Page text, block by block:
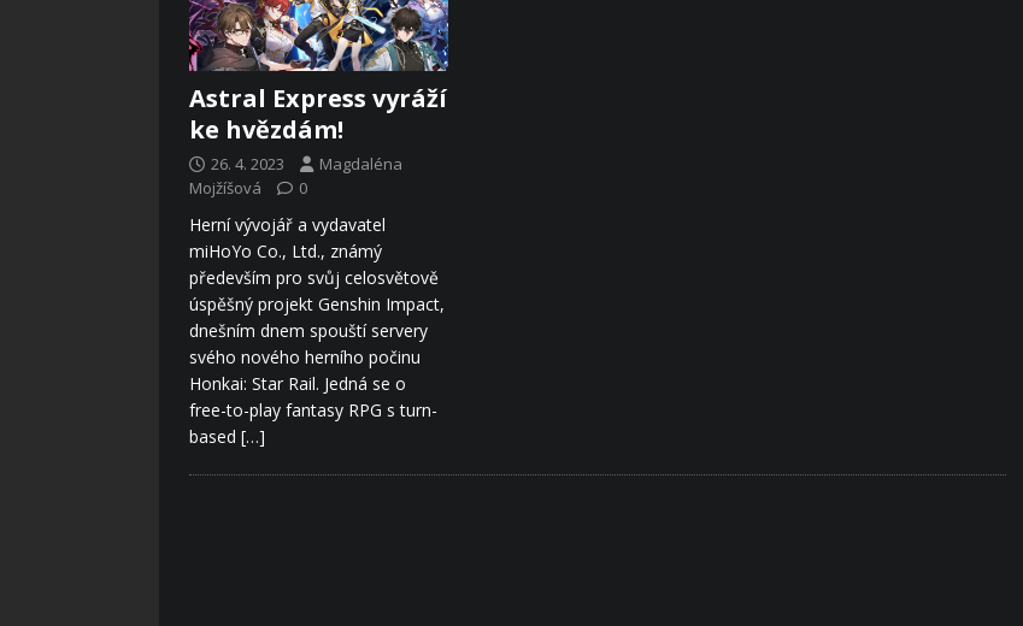
Astral Express vyráží
ke hvězdám!
26. 4. 2023
Magdaléna
Mojžíšová
0
Herní vývojář a vydavatel
miHoYo Co., Ltd., známý
především pro svůj celosvětově
úspěšný projekt Genshin Impact,
dnešním dnem spouští servery
svého nového herního počinu
Honkai: Star Rail. Jedná se o
free-to-play fantasy RPG s turn-
based […]